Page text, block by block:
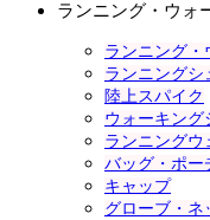
ランニング・ウォ
ランニング・
ランニングシ
陸上スパイク
ウォーキング
ランニングウ
バッグ・ポー
キャップ
グローブ・ネ